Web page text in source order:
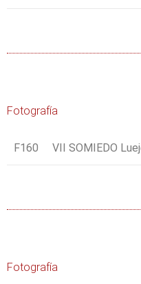
Fotografía
F160 VII SOMIEDO
Fotografía